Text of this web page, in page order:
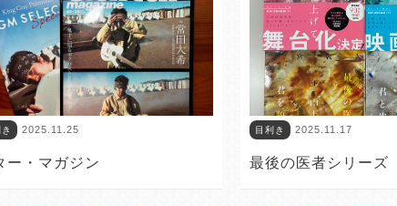
2025.11.25
ー・マガジン
目利き 2025.11.17
最後の医者シリーズ